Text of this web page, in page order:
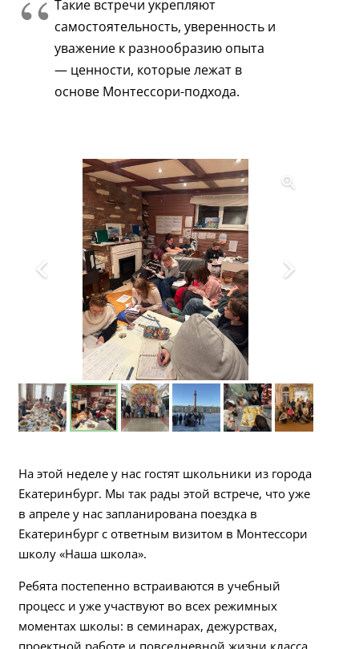
Такие встречи укрепляют
самостоятельность, уверенность и
уважение к разнообразию опыта
— ценности, которые лежат в
основе Монтессори-подхода.
На этой неделе у нас гостят школьники из города
Екатеринбург. Мы так рады этой встрече, что уже
в апреле у нас запланирована поездка в
Екатеринбург с ответным визитом в Монтессори
школу «Наша школа».
Ребята постепенно встраиваются в учебный
процесс и уже участвуют во всех режимных
моментах школы: в семинарах, дежурствах,
проектной работе и повседневной жизни класса.